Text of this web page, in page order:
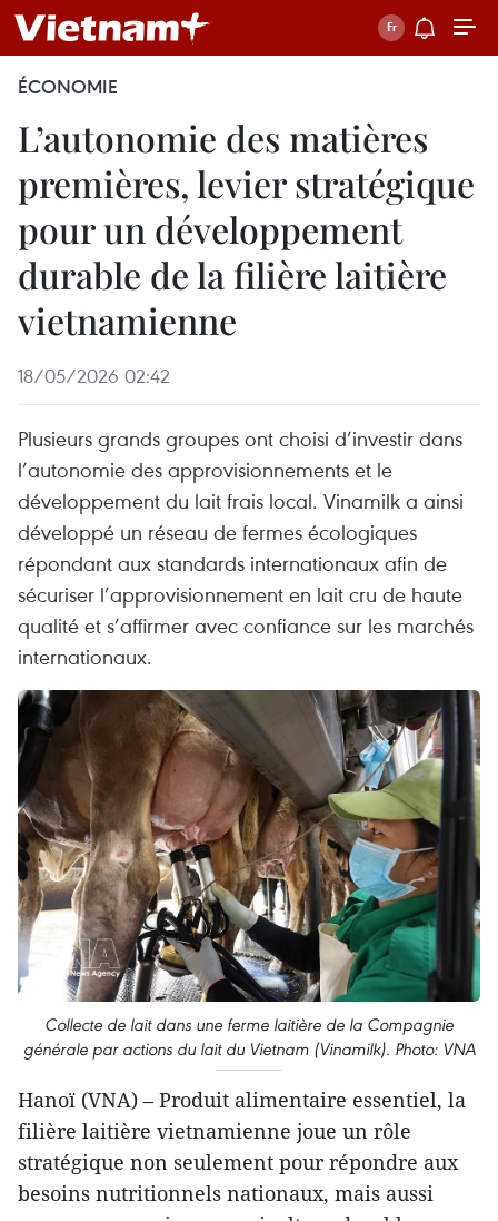
ÉCONOMIE
L’autonomie des matières
premières, levier stratégique
pour un développement
durable de la filière laitière
vietnamienne
18/05/2026 02:42
Plusieurs grands groupes ont choisi d’investir dans
l’autonomie des approvisionnements et le
développement du lait frais local. Vinamilk a ainsi
développé un réseau de fermes écologiques
répondant aux standards internationaux afin de
sécuriser l’approvisionnement en lait cru de haute
qualité et s’affirmer avec confiance sur les marchés
internationaux.
Collecte de lait dans une ferme laitière de la Compagnie
générale par actions du lait du Vietnam (Vinamilk). Photo: VNA
Hanoï (VNA) – Produit alimentaire essentiel, la
filière laitière vietnamienne joue un rôle
stratégique non seulement pour répondre aux
besoins nutritionnels nationaux, mais aussi